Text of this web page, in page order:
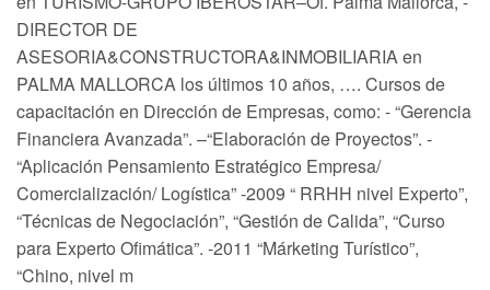
DIRECTOR DE
ASESORIA&CONSTRUCTORA&INMOBILIARIA en
PALMA MALLORCA los últimos 10 años, …. Cursos de
capacitación en Dirección de Empresas, como: - “Gerencia
Financiera Avanzada”. –“Elaboración de Proyectos”. -
“Aplicación Pensamiento Estratégico Empresa/
Comercialización/ Logística” -2009 “ RRHH nivel Experto”,
“Técnicas de Negociación”, “Gestión de Calida”, “Curso
para Experto Ofimática”. -2011 “Márketing Turístico”,
“Chino, nivel m